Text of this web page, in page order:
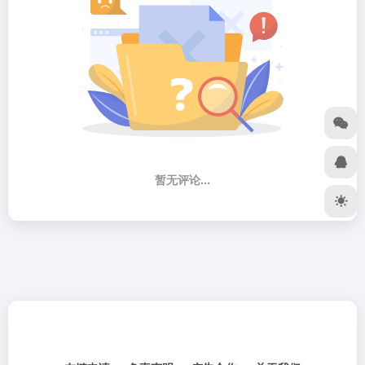
暂无评论...